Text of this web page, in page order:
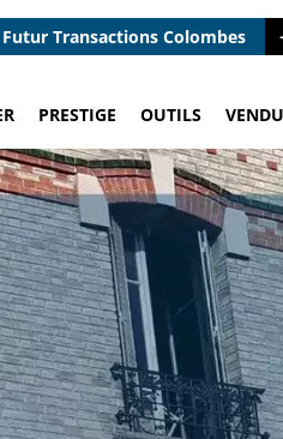
Futur Transactions Colombes
PRESTIGE OUTILS